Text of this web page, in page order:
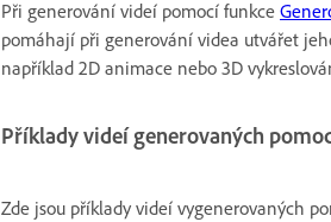
Při generování videí pomocí funkce
pomáhají při generování videa utvářet
například 2D animace nebo 3D
Příklady videí generovaných
Zde jsou příklady videí vygenerovaných